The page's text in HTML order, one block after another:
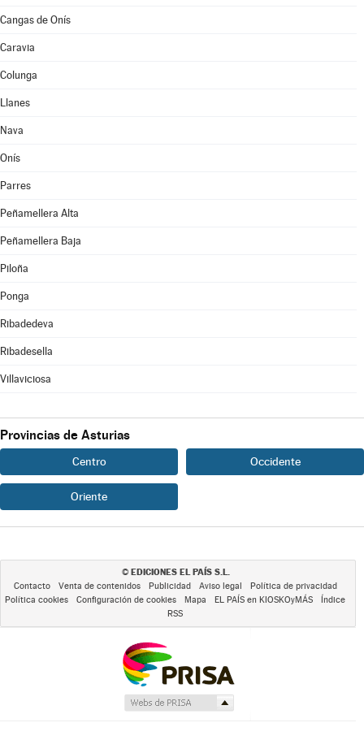
Cangas de Onís
Caravia
Colunga
Llanes
Nava
Onís
Parres
Peñamellera Alta
Peñamellera Baja
Piloña
Ponga
Ribadedeva
Ribadesella
Villaviciosa
Provincias de Asturias
Centro Occidente
Oriente
© EDICIONES EL PAÍS S.L.
Contacto Venta de contenidos Publicidad Aviso legal
Política de privacidad
Política cookies
Configuración de cookies Mapa EL PAÍS en KIOSKOyMÁS
Índice
RSS